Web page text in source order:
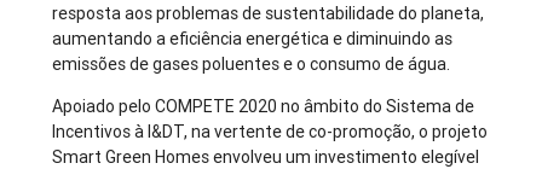
resposta aos problemas de sustentabilidade do planeta,
aumentando a eficiência energética e diminuindo as
emissões de gases poluentes e o consumo de água.
Apoiado pelo COMPETE 2020 no âmbito do Sistema de
Incentivos à I&DT, na vertente de co-promoção, o projeto
Smart Green Homes envolveu um investimento elegível